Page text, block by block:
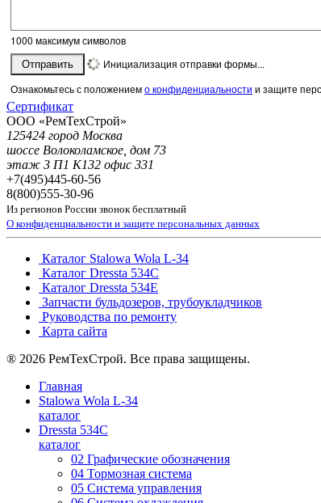
1000 максимум символов
Отправить
Инициализация отправки формы...
Ознакомьтесь с положениемо конфиденциальности и защите
Сертификат
ООО «РемТехСтрой»
125424 город Москва
шоссе Волоколамское, дом 73
этаж 3 П1 К132 офис 331
+7(495)445-60-56
8(800)555-30-96
Из регионов России звонок бесплатный
О конфиденциальности и защите персональных данных
Каталог Stalowa Wola L-34
Каталог Dressta 534C
Каталог Dressta 534E
Запчасти бульдозеров, трубоукладчиков
Руководства по ремонту
Карта сайта
® 2026 РемТехСтрой. Все права защищены.
Главная
Stalowa Wola L-34
каталог
Dressta 534C
каталог
02 Графические обозначения
04 Тормозная система
05 Система управления